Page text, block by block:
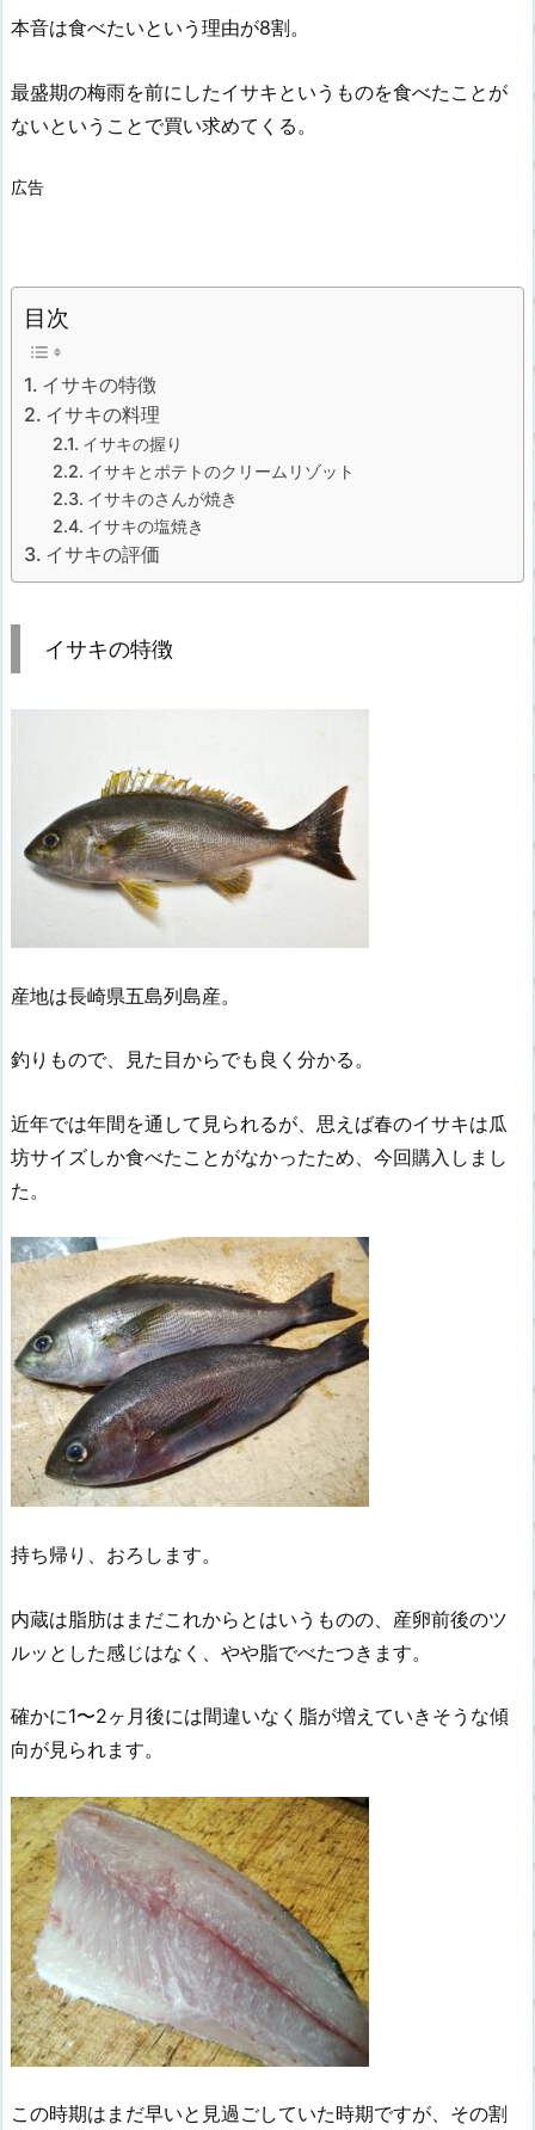
本音は食べたいという理由が8割。
最盛期の梅雨を前にしたイサキというものを食べたことが
ないということで買い求めてくる。
広告
目次
イサキの特徴
イサキの料理
イサキの握り
イサキとポテトのクリームリゾット
イサキのさんが焼き
イサキの塩焼き
イサキの評価
イサキの特徴
産地は長崎県五島列島産。
釣りもので、見た目からでも良く分かる。
近年では年間を通して見られるが、思えば春のイサキは瓜
坊サイズしか食べたことがなかったため、今回購入しまし
た。
持ち帰り、おろします。
内蔵は脂肪はまだこれからとはいうものの、産卵前後のツ
ルッとした感じはなく、やや脂でべたつきます。
確かに1〜2ヶ月後には間違いなく脂が増えていきそうな傾
向が見られます。
この時期はまだ早いと見過ごしていた時期ですが、その割